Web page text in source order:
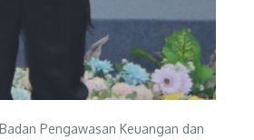
Pengawasan Keuangan dan